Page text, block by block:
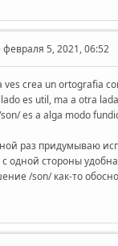
февраля 5, 2021, 06:52
ves crea un ortografia
es util, ma a otra
es a alga modo
раз придумываю
одной стороны
/son/ как-то